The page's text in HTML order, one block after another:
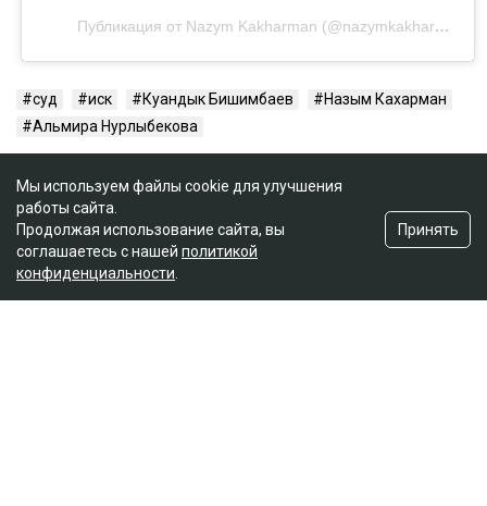
Публикация от Nazym Kakharman (@nazymkakharman)
суд иск Куандык Бишимбаев
Назым Кахарман
Альмира Нурлыбекова
Мы используем файлы cookie для улучшения
работы сайта.
Продолжая использование сайта, вы
соглашаетесь с нашей политикой
конфиденциальности
Принять